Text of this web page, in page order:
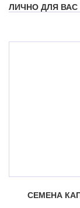
ЛИЧНО ДЛЯ ВАС
СЕМЕНА